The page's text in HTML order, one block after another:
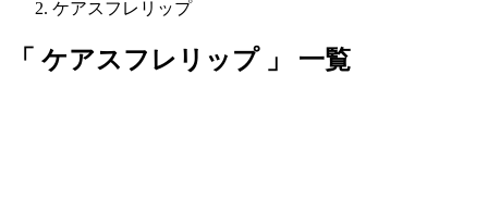
ケアスフレリップ
「 ケアスフレリップ 」 一覧